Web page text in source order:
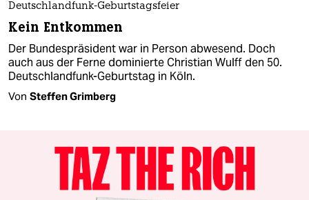
Deutschlandfunk-Geburtstagsfeier
Kein Entkommen
Der Bundespräsident war in Person abwesend. Doch
auch aus der Ferne dominierte Christian Wulff den 50.
Deutschlandfunk-Geburtstag in Köln.
Von Steffen Grimberg